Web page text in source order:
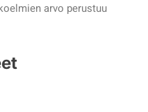
arvo perustuu